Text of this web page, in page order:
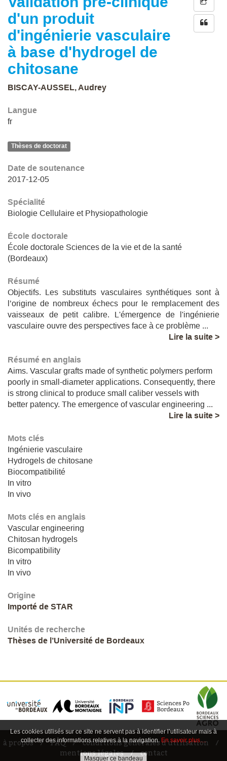
d'un produit
d'ingénierie vasculaire
à base d'hydrogel de
chitosane
BISCAY-AUSSEL, Audrey
Langue
fr
Thèses de doctorat
Date de soutenance
2017-12-05
Spécialité
Biologie Cellulaire et Physiopathologie
École doctorale
École doctorale Sciences de la vie et de la santé
(Bordeaux)
Résumé
Objectifs. Les substituts vasculaires synthétiques sont à
l’origine de nombreux échecs pour le remplacement des
vaisseaux de petit calibre. L'émergence de l'ingénierie
vasculaire ouvre des perspectives face à ce problème ...
Lire la suite >
Résumé en anglais
Aims. Vascular grafts made of synthetic polymers perform
poorly in small-diameter applications. Consequently, there
is strong clinical to produce small caliber vessels with
better patency. The emergence of vascular engineering ...
Lire la suite >
Mots clés
Ingénierie vasculaire
Hydrogels de chitosane
Biocompatibilité
In vitro
In vivo
Mots clés en anglais
Vascular engineering
Chitosan hydrogels
Bicompatibility
In vitro
In vivo
Origine
Importé de STAR
Unités de recherche
Thèses de l’Université de Bordeaux
à propos FAQ
conditions générales d'utilisation
mentions légales
contact
Les cookies utilisés sur ce site ne servent pas à identifier l’utilisateur mais à
collecter des informations relatives à la navigation. En savoir plus…